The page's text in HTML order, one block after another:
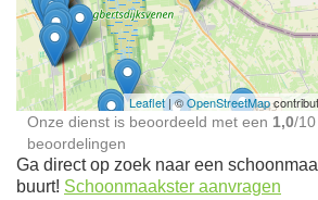
Schoonmaakster bij
jou in de buurt
Leaflet| ©OpenStreetMap
Onze dienst is beoordeeld met een 1,0/10
beoordelingen
Ga direct op zoek naar een
buurt! Schoonmaakster aanvragen